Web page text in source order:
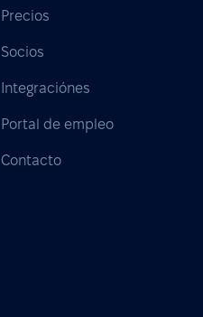
Precios
Socios
Integraciónes
Portal de empleo
Contacto